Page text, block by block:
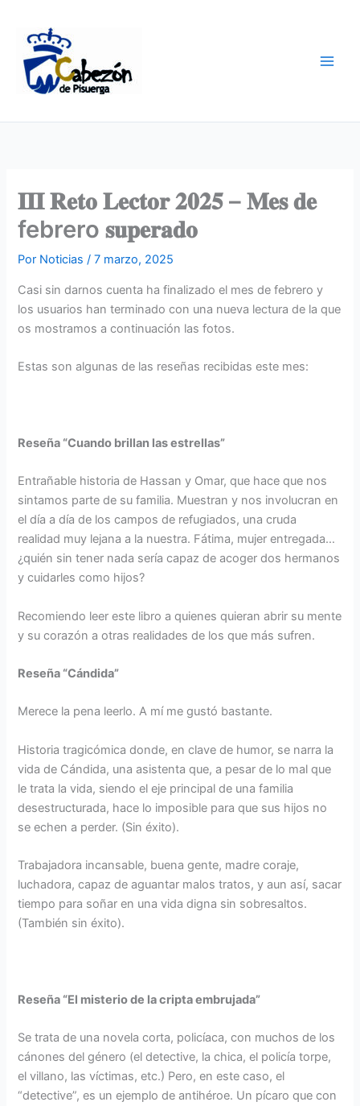
contenido
𝐈𝐈𝐈 𝐑𝐞𝐭𝐨 𝐋𝐞𝐜𝐭𝐨𝐫 𝟐𝟎𝟐𝟓 – 𝐌𝐞𝐬 𝐝𝐞
febrero 𝐬𝐮𝐩𝐞𝐫𝐚𝐝𝐨
Por Noticias/7 marzo, 2025
Casi sin darnos cuenta ha finalizado el mes de febrero y
los usuarios han terminado con una nueva lectura de la que
os mostramos a continuación las fotos.
Estas son algunas de las reseñas recibidas este mes:
Reseña “Cuando brillan las estrellas”
Entrañable historia de Hassan y Omar, que hace que nos
sintamos parte de su familia. Muestran y nos involucran en
el día a día de los campos de refugiados, una cruda
realidad muy lejana a la nuestra. Fátima, mujer entregada…
¿quién sin tener nada sería capaz de acoger dos hermanos
y cuidarles como hijos?
Recomiendo leer este libro a quienes quieran abrir su mente
y su corazón a otras realidades de los que más sufren.
Reseña “Cándida”
Merece la pena leerlo. A mí me gustó bastante.
Historia tragicómica donde, en clave de humor, se narra la
vida de Cándida, una asistenta que, a pesar de lo mal que
le trata la vida, siendo el eje principal de una familia
desestructurada, hace lo imposible para que sus hijos no
se echen a perder. (Sin éxito).
Trabajadora incansable, buena gente, madre coraje,
luchadora, capaz de aguantar malos tratos, y aun así, sacar
tiempo para soñar en una vida digna sin sobresaltos.
(También sin éxito).
Reseña “El misterio de la cripta embrujada”
Se trata de una novela corta, policíaca, con muchos de los
cánones del género (el detective, la chica, el policía torpe,
el villano, las víctimas, etc.) Pero, en este caso, el
“detective”, es un ejemplo de antihéroe. Un pícaro que con